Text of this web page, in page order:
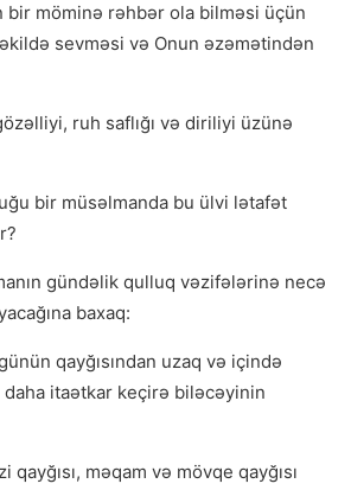
bir möminə rəhbər ola bilməsi üçün
sevməsi və Onun əzəmətindən
ruh saflığı və diriliyi üzünə
bir müsəlmanda bu ülvi lətafət
gündəlik qulluq vəzifələrinə necə
baxaq:
qayğısından uzaq və içində
daha itaətkar keçirə biləcəyinin
qayğısı, məqam və mövqe qayğısı